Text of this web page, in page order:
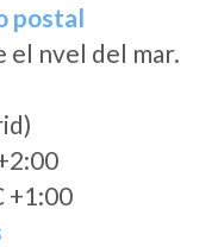
postal
nvel del mar.
+1:00